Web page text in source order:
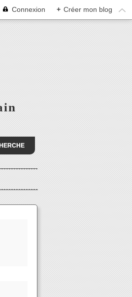
Connexion + Créer mon blog